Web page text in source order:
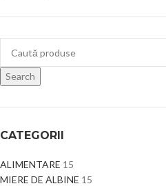
Search
CATEGORII
ALIMENTARE 15
MIERE DE ALBINE 15